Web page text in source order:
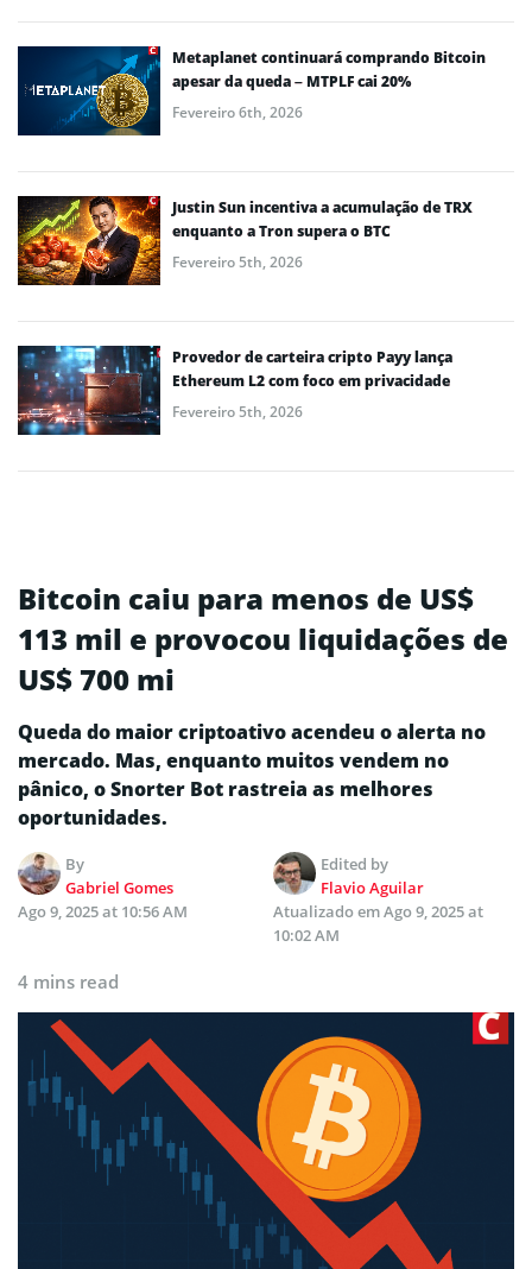
Metaplanet continuará comprando Bitcoin
apesar da queda – MTPLF cai 20%
Fevereiro 6th, 2026
Justin Sun incentiva a acumulação de TRX
enquanto a Tron supera o BTC
Fevereiro 5th, 2026
Provedor de carteira cripto Payy lança
Ethereum L2 com foco em privacidade
Fevereiro 5th, 2026
Bitcoin caiu para menos de US$
113 mil e provocou liquidações de
US$ 700 mi
Queda do maior criptoativo acendeu o alerta no
mercado. Mas, enquanto muitos vendem no
pânico, o Snorter Bot rastreia as melhores
oportunidades.
By
Gabriel Gomes
Edited by
Flavio Aguilar
Ago 9, 2025 at 10:56 AM
Atualizado emAgo 9, 2025 at
10:02 AM
4 mins read